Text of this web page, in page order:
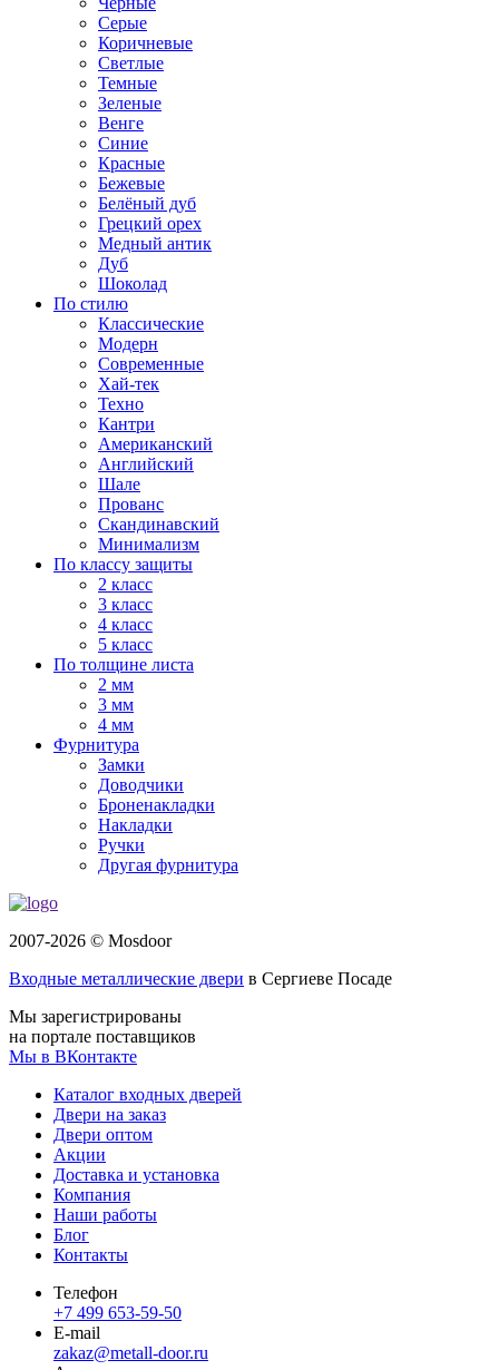
Серые
Коричневые
Светлые
Темные
Зеленые
Венге
Синие
Красные
Бежевые
Белёный дуб
Грецкий орех
Медный антик
Дуб
Шоколад
По стилю
Классические
Модерн
Современные
Хай-тек
Техно
Кантри
Американский
Английский
Шале
Прованс
Скандинавский
Минимализм
По классу защиты
2 класс
3 класс
4 класс
5 класс
По толщине листа
2 мм
3 мм
4 мм
Фурнитура
Замки
Доводчики
Броненакладки
Накладки
Ручки
Другая фурнитура
2007-2026 © Mosdoor
Входные металлические двери в Сергиеве Посаде
Мы зарегистрированы
на портале поставщиков
Мы в ВКонтакте
Каталог входных дверей
Двери на заказ
Двери оптом
Акции
Доставка и установка
Компания
Наши работы
Блог
Контакты
Телефон
+7 499 653-59-50
E-mail
zakaz@metall-door.ru